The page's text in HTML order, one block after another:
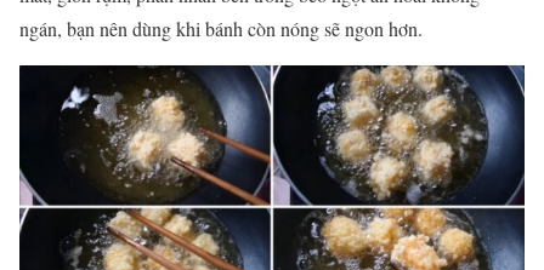
ngán, bạn nên dùng khi bánh còn nóng sẽ ngon hơn.